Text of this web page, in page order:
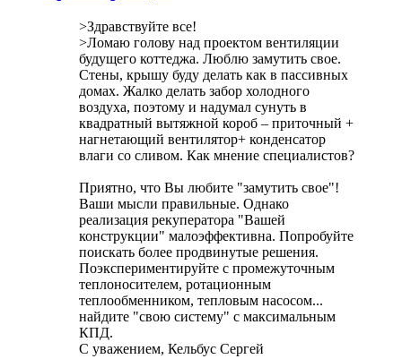
>Здравствуйте все!
>Ломаю голову над проектом вентиляции
будущего коттеджа. Люблю замутить свое.
Стены, крышу буду делать как в пассивных
домах. Жалко делать забор холодного
воздуха, поэтому и надумал сунуть в
квадратный вытяжной короб – приточный +
нагнетающий вентилятор+ конденсатор
влаги со сливом. Как мнение специалистов?
Приятно, что Вы любите "замутить свое"!
Ваши мысли правильные. Однако
реализация рекуператора "Вашей
конструкции" малоэффективна. Попробуйте
поискать более продвинутые решения.
Поэкспериментируйте с промежуточным
теплоносителем, ротационным
теплообменником, тепловым насосом...
найдите "свою систему" с максимальным
КПД.
С уважением, Кельбус Сергей